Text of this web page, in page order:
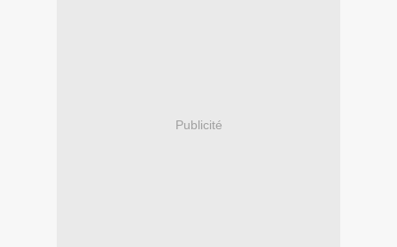
Publicité